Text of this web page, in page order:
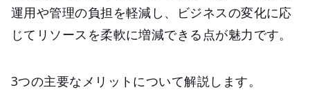
運用や管理の負担を軽減し、ビジネスの変化に応
じてリソースを柔軟に増減できる点が魅力です。
3つの主要なメリットについて解説します。